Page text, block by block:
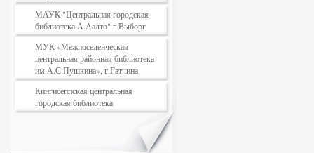
МАУК "Центральная городская
библиотека А.Аалто" г.Выборг
МУК «Межпоселенческая
центральная районная библиотека
им.А.С.Пушкина», г.Гатчина
Кингисеппская центральная
городская библиотека